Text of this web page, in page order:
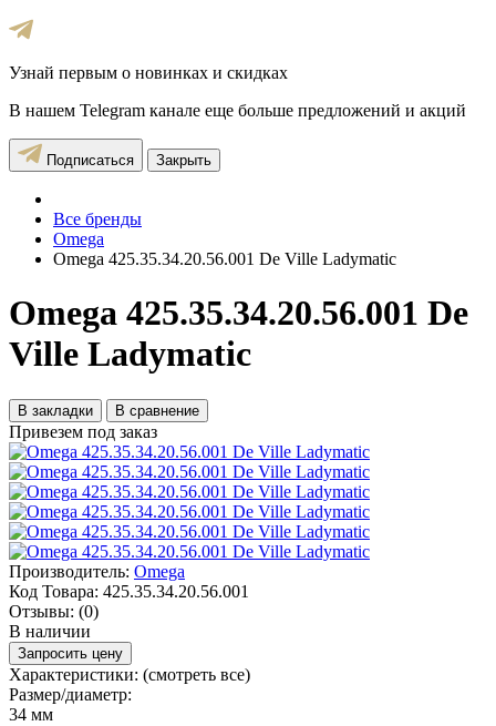
Узнай первым о новинках и скидках
В нашем Telegram канале еще больше предложений и акций
Подписаться Закрыть
Все бренды
Omega
Omega 425.35.34.20.56.001 De Ville Ladymatic
Omega 425.35.34.20.56.001 De
Ville Ladymatic
В закладки В сравнение
Привезем под заказ
Производитель: Omega
Код Товара: 425.35.34.20.56.001
Отзывы: (0)
В наличии
Запросить цену
Характеристики: (смотреть все)
Размер/диаметр:
34 мм